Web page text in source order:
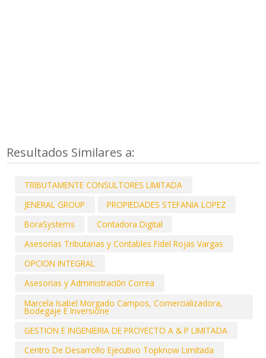
Resultados Similares a:
TRIBUTAMENTE CONSULTORES LIMITADA
JENERAL GROUP
PROPIEDADES STEFANIA LOPEZ
BoraSystems
Contadora Digital
Asesorías Tributarias y Contables Fidel Rojas Vargas
OPCION INTEGRAL
Asesorias y Administraci0n Correa
Marcela Isabel Morgado Campos, Comercializadora,
Bodegaje E Inversione
GESTION E INGENIERIA DE PROYECTO A & P LIMITADA
Centro De Desarrollo Ejecutivo Topknow Limitada